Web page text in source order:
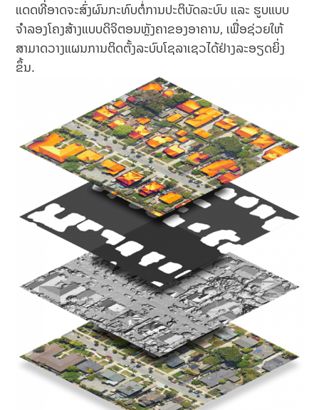
ແດດທີ່ອາດຈະສົ່ງຜົນກະທົບຕໍ່ການປະຕິບັດລະບົບ ແລະ ຮູບແບບ
ຈຳລອງໂຄງສ້າງແບບດິຈິຕອນຫຼັງຄາຂອງອາຄານ, ເພື່ອຊ່ວຍໃຫ້
ສາມາດວາງແຜນການຕິດຕັ້ງລະບົບໂຊລາເຊວໄດ້ຢ່າງລະອຽດຍິ່ງ
ຂຶ້ນ.